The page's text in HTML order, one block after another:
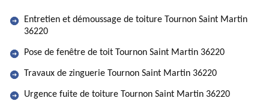
Entretien et démoussage de toiture Tournon Saint Martin
36220
Pose de fenêtre de toit Tournon Saint Martin 36220
Travaux de zinguerie Tournon Saint Martin 36220
Urgence fuite de toiture Tournon Saint Martin 36220